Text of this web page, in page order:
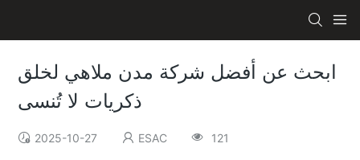
ابحث عن أفضل شركة مدن ملاهي لخلق
ذكريات لا تُنسى
2025-10-27 ESAC 121